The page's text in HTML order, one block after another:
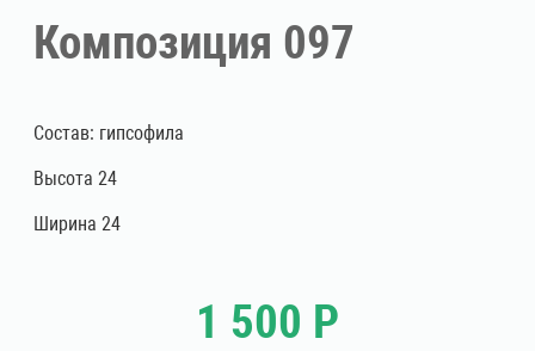
Композиция 097
Состав: гипсофила
Высота 24
Ширина 24
1 500 Р